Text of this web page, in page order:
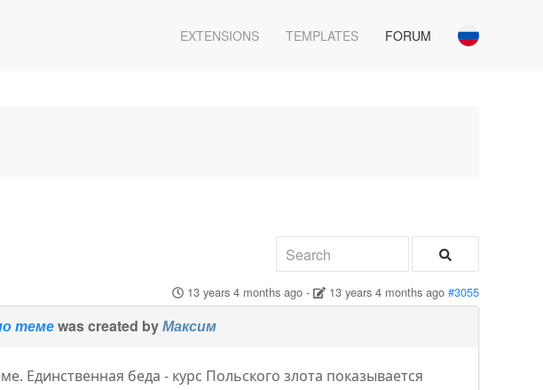
EXTENSIONS TEMPLATES FORUM
13 years 4 months ago- 13 years 4 months ago #3055
темеwas created byМаксим
Единственная беда - курс Польского злота показывается